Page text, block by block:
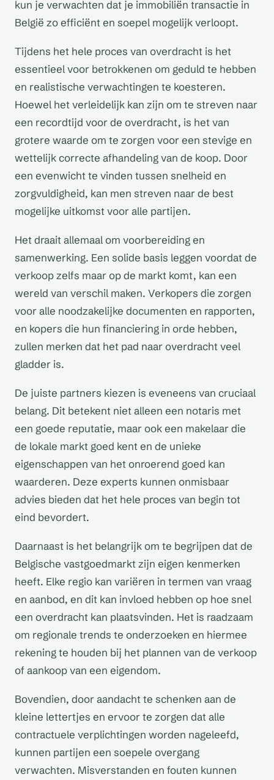
kun je verwachten dat je immobiliën transactie in
België zo efficiënt en soepel mogelijk verloopt.
Tijdens het hele proces van overdracht is het
essentieel voor betrokkenen om geduld te hebben
en realistische verwachtingen te koesteren.
Hoewel het verleidelijk kan zijn om te streven naar
een recordtijd voor de overdracht, is het van
grotere waarde om te zorgen voor een stevige en
wettelijk correcte afhandeling van de koop. Door
een evenwicht te vinden tussen snelheid en
zorgvuldigheid, kan men streven naar de best
mogelijke uitkomst voor alle partijen.
Het draait allemaal om voorbereiding en
samenwerking. Een solide basis leggen voordat de
verkoop zelfs maar op de markt komt, kan een
wereld van verschil maken. Verkopers die zorgen
voor alle noodzakelijke documenten en rapporten,
en kopers die hun financiering in orde hebben,
zullen merken dat het pad naar overdracht veel
gladder is.
De juiste partners kiezen is eveneens van cruciaal
belang. Dit betekent niet alleen een notaris met
een goede reputatie, maar ook een makelaar die
de lokale markt goed kent en de unieke
eigenschappen van het onroerend goed kan
waarderen. Deze experts kunnen onmisbaar
advies bieden dat het hele proces van begin tot
eind bevordert.
Daarnaast is het belangrijk om te begrijpen dat de
Belgische vastgoedmarkt zijn eigen kenmerken
heeft. Elke regio kan variëren in termen van vraag
en aanbod, en dit kan invloed hebben op hoe snel
een overdracht kan plaatsvinden. Het is raadzaam
om regionale trends te onderzoeken en hiermee
rekening te houden bij het plannen van de verkoop
of aankoop van een eigendom.
Bovendien, door aandacht te schenken aan de
kleine lettertjes en ervoor te zorgen dat alle
contractuele verplichtingen worden nageleefd,
kunnen partijen een soepele overgang
verwachten. Misverstanden en fouten kunnen